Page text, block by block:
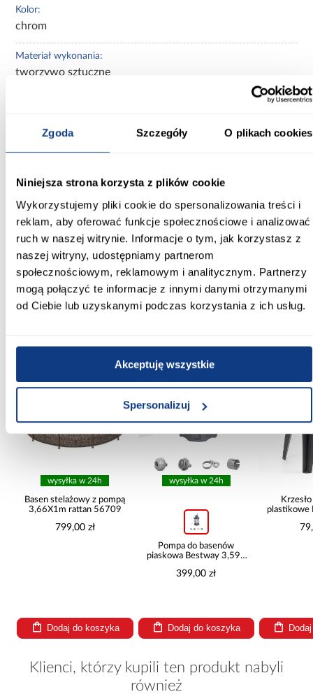
Zgoda Szczegóły O plikach cookies
Niniejsza strona korzysta z plików cookie
Wykorzystujemy pliki cookie do spersonalizowania treści i
reklam, aby oferować funkcje społecznościowe i analizować
ruch w naszej witrynie. Informacje o tym, jak korzystasz z
naszej witryny, udostępniamy partnerom
społecznościowym, reklamowym i analitycznym. Partnerzy
mogą połączyć te informacje z innymi danymi otrzymanymi
od Ciebie lub uzyskanymi podczas korzystania z ich usług.
Akceptuję wszystkie
Spersonalizuj
Kolor:
chrom
Materiał wykonania:
tworzywo sztuczne
Deszczownice
Seria:
Round
wysyłka w 24h
Basen stelażowy z pompą
3,66X1m rattan 56709
799,00 zł
Dodaj do koszyka
PORÓWNAJ
wysyłka w 24h
Pompa do basenów
piaskowa Bestway 3,596
399,00 zł
Dodaj do koszyka
plastikowe
Klienci, którzy kupili ten produkt nabyli
również